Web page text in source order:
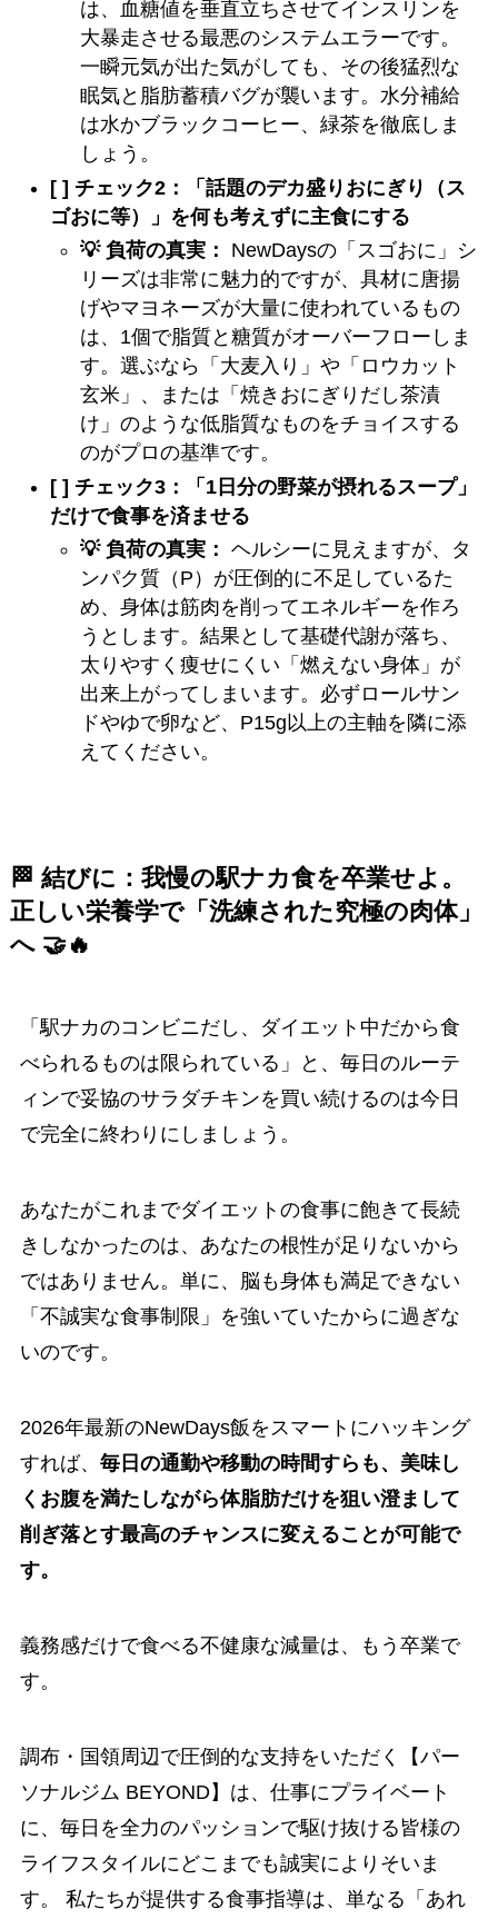
は、血糖値を垂直立ちさせてインスリンを
大暴走させる最悪のシステムエラーです。
一瞬元気が出た気がしても、その後猛烈な
眠気と脂肪蓄積バグが襲います。水分補給
は水かブラックコーヒー、緑茶を徹底しま
しょう。
[ ] チェック2：「話題のデカ盛りおにぎり（ス
ゴおに等）」を何も考えずに主食にする
💡 負荷の真実：
NewDaysの「スゴおに」シ
リーズは非常に魅力的ですが、具材に唐揚
げやマヨネーズが大量に使われているもの
は、1個で脂質と糖質がオーバーフローしま
す。選ぶなら「大麦入り」や「ロウカット
玄米」、または「焼きおにぎりだし茶漬
け」のような低脂質なものをチョイスする
のがプロの基準です。
[ ] チェック3：「1日分の野菜が摂れるスープ」
だけで食事を済ませる
💡 負荷の真実： ヘルシーに見えますが、タ
ンパク質（P）が圧倒的に不足しているた
め、身体は筋肉を削ってエネルギーを作ろ
うとします。結果として基礎代謝が落ち、
太りやすく痩せにくい「燃えない身体」が
出来上がってしまいます。必ずロールサン
ドやゆで卵など、P15g以上の主軸を隣に添
えてください。
🏁 結びに：我慢の駅ナカ食を卒業せよ。
正しい栄養学で「洗練された究極の肉体」
へ 🤝🔥
「駅ナカのコンビニだし、ダイエット中だから食
べられるものは限られている」と、毎日のルーテ
ィンで妥協のサラダチキンを買い続けるのは今日
で完全に終わりにしましょう。
あなたがこれまでダイエットの食事に飽きて長続
きしなかったのは、あなたの根性が足りないから
ではありません。単に、脳も身体も満足できない
「不誠実な食事制限」を強いていたからに過ぎな
いのです。
2026年最新のNewDays飯をスマートにハッキング
すれば、 毎日の通勤や移動の時間すらも、美味し
くお腹を満たしながら体脂肪だけを狙い澄まして
削ぎ落とす最高のチャンスに変えることが可能で
す。
義務感だけで食べる不健康な減量は、もう卒業で
す。
調布・国領周辺で圧倒的な支持をいただく【パー
ソナルジム BEYOND】は、仕事にプライベート
に、毎日を全力のパッションで駆け抜ける皆様の
ライフスタイルにどこまでも誠実によりそいま
す。 私たちが提供する食事指導は、単なる「あれ